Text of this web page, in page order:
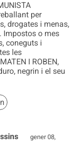
per
drogates i menas,
Impostos o mes
coneguts i
les
I ROBEN,
negrin i el seu
gener 08,